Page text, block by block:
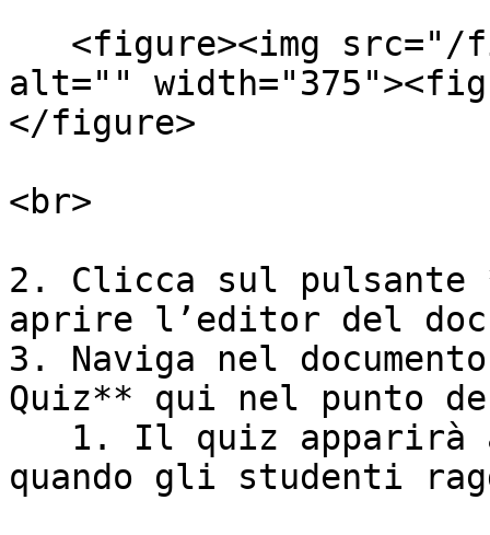
alt=""
</figure>
<br>
2. Clicca sul pulsante
aprire l’editor del
3. Naviga nel
Quiz** qui nel punto
quando gli studenti